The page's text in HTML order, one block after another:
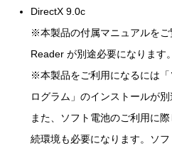
DirectX 9.0c
※本製品の付属マニュアルを
Reader が別途必要になります。
※本製品をご利用になるには
ログラム」のインストールが別
また、ソフト電池のご利用に
続環境も必要になります。ソ